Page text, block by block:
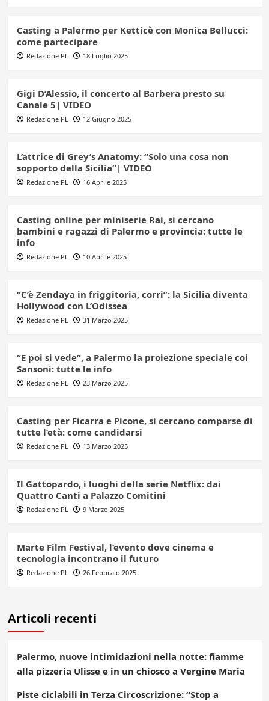
Casting a Palermo per Ketticè con Monica Bellucci:
come partecipare
Redazione PL 18 Luglio 2025
Gigi D’Alessio, il concerto al Barbera presto su
Canale 5| VIDEO
Redazione PL 12 Giugno 2025
L’attrice di Grey’s Anatomy: “Solo una cosa non
sopporto della Sicilia”| VIDEO
Redazione PL 16 Aprile 2025
Casting online per miniserie Rai, si cercano
bambini e ragazzi di Palermo e provincia: tutte le
info
Redazione PL 10 Aprile 2025
“C’è Zendaya in friggitoria, corri”: la Sicilia diventa
Hollywood con L’Odissea
Redazione PL 31 Marzo 2025
“E poi si vede”, a Palermo la proiezione speciale coi
Sansoni: tutte le info
Redazione PL 23 Marzo 2025
Casting per Ficarra e Picone, si cercano comparse di
tutte l’età: come candidarsi
Redazione PL 13 Marzo 2025
Il Gattopardo, i luoghi della serie Netflix: dai
Quattro Canti a Palazzo Comitini
Redazione PL 9 Marzo 2025
Marte Film Festival, l’evento dove cinema e
tecnologia incontrano il futuro
Redazione PL 26 Febbraio 2025
Articoli recenti
Palermo, nuove intimidazioni nella notte: fiamme
alla pizzeria Ulisse e in un chiosco a Vergine Maria
Piste ciclabili in Terza Circoscrizione: “Stop a